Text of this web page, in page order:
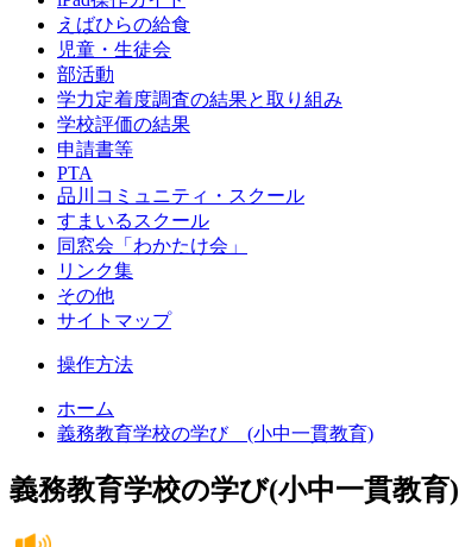
えばひらの給食
児童・生徒会
部活動
学力定着度調査の結果と取り組み
学校評価の結果
申請書等
PTA
品川コミュニティ・スクール
すまいるスクール
同窓会「わかたけ会」
リンク集
その他
サイトマップ
操作方法
ホーム
義務教育学校の学び (小中一貫教育)
義務教育学校の学び(小中一貫教育)